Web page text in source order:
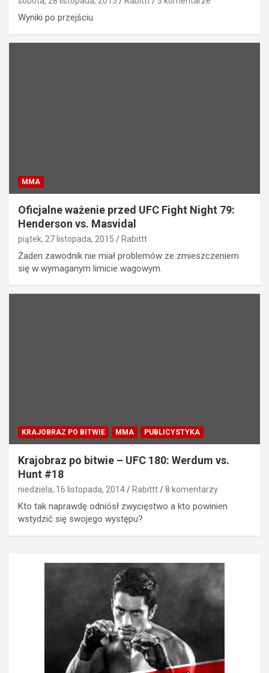
Wyniki po przejściu.
MMA
Oficjalne ważenie przed UFC Fight Night 79:
Henderson vs. Masvidal
piątek, 27 listopada, 2015 Rabittt
Żaden zawodnik nie miał problemów ze zmieszczeniem
się w wymaganym limicie wagowym.
KRAJOBRAZ PO BITWIE MMA PUBLICYSTYKA
Krajobraz po bitwie – UFC 180: Werdum vs.
Hunt #18
niedziela, 16 listopada, 2014 Rabittt 8 komentarzy
Kto tak naprawdę odniósł zwycięstwo a kto powinien
wstydzić się swojego występu?